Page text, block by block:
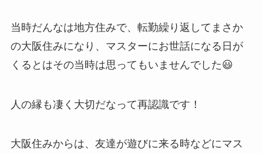
当時だんなは地方住みで、転勤繰り返してまさか
の大阪住みになり、マスターにお世話になる日が
くるとはその当時は思ってもいませんでした😃
人の縁も凄く大切だなって再認識です！
大阪住みからは、友達が遊びに来る時などにマス